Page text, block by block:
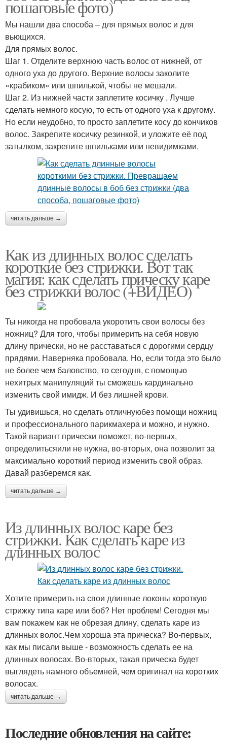
пошаговые фото)
Мы нашли два способа – для прямых волос и для
вьющихся.
Для прямых волос.
Шаг 1. Отделите верхнюю часть волос от нижней, от
одного уха до другого. Верхние волосы заколите
«крабиком» или шпилькой, чтобы не мешали.
Шаг 2. Из нижней части заплетите косичку . Лучше
сделать немного косую, то есть от одного уха к другому.
Но если неудобно, то просто заплетите косу до кончиков
волос. Закрепите косичку резинкой, и уложите её под
затылком, закрепите шпильками или невидимками.
читать дальше →
Как из длинных волос сделать
короткие без стрижки. Вот так
магия: как сделать прическу каре
без стрижки волос (+ВИДЕО)
Ты никогда не пробовала укоротить свои волосы без
ножниц? Для того, чтобы примерить на себя новую
длину прически, но не расставаться с дорогими сердцу
прядями. Наверняка пробовала. Но, если тогда это было
не более чем баловство, то сегодня, с помощью
нехитрых манипуляций ты сможешь кардинально
изменить свой имидж. И без лишней крови.
Ты удивишься, но сделать отличнуюбез помощи ножниц
и профессионального парикмахера и можно, и нужно.
Такой вариант прически поможет, во-первых,
определитьсяили не нужна, во-вторых, она позволит за
максимально короткий период изменить свой образ.
Давай разберемся как.
читать дальше →
Из длинных волос каре без
стрижки. Как сделать каре из
длинных волос
Хотите примерить на свои длинные локоны короткую
стрижку типа каре или боб? Нет проблем! Сегодня мы
вам покажем как не обрезая длину, сделать каре из
длинных волос.Чем хороша эта прическа? Во-первых,
как мы писали выше - возможность сделать ее на
длинных волосах. Во-вторых, такая прическа будет
выглядеть намного объемней, чем оригинал на коротких
волосах.
читать дальше →
Последние обновления на сайте: